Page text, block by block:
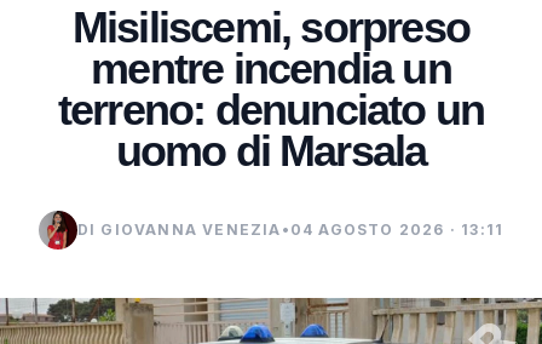
Misiliscemi, sorpreso
mentre incendia un
terreno: denunciato un
uomo di Marsala
DI GIOVANNA VENEZIA • 04 AGOSTO 2026 · 13:11